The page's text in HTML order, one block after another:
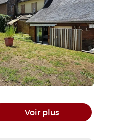
Voir plus